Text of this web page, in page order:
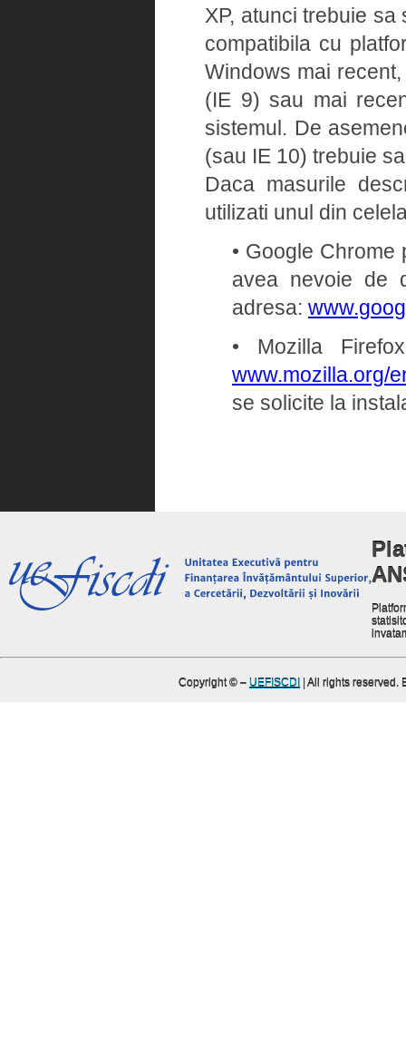
XP, atunci trebuie
compatibila cu
Windows mai
(IE 9) sau mai
sistemul. De
(sau IE 10) trebuie
Daca masurile
utilizati unul din
• Google
avea nevoie de
adresa:
• Mozilla
www.mozilla.org/
se solicite la
Copyright © – UEFISCDI | All rights